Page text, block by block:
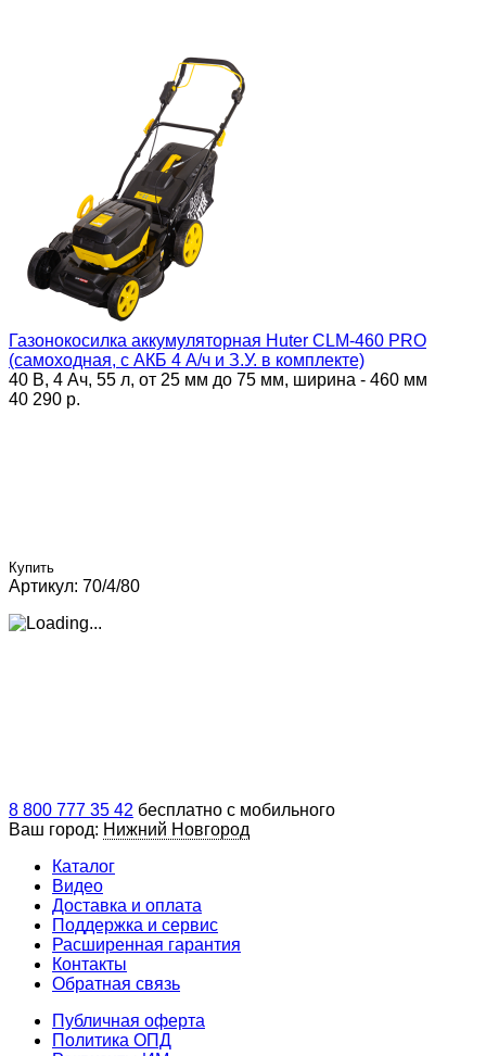
Газонокосилка аккумуляторная Huter CLM-460 PRO
(самоходная, с АКБ 4 А/ч и З.У. в комплекте)
40 В, 4 Ач, 55 л, от 25 мм до 75 мм, ширина - 460 мм
40 290 p.
Купить
Артикул: 70/4/80
8 800 777 35 42 бесплатно с мобильного
Ваш город: Нижний Новгород
Каталог
Видео
Доставка и оплата
Поддержка и сервис
Расширенная гарантия
Контакты
Обратная связь
Публичная оферта
Политика ОПД